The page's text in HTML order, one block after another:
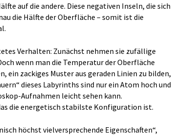
auf die andere. Diese negativen Inseln, die sich
die Hälfte der Oberfläche – somit ist die
Verhalten: Zunächst nehmen sie zufällige
wenn man die Temperatur der Oberfläche
ein zackiges Muster aus geraden Linien zu bilden,
dieses Labyrinths sind nur ein Atom hoch und
Aufnahmen leicht sehen kann.
die energetisch stabilste Konfiguration ist.
höchst vielversprechende Eigenschaften“,